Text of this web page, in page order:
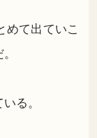
て出ていこ
る。